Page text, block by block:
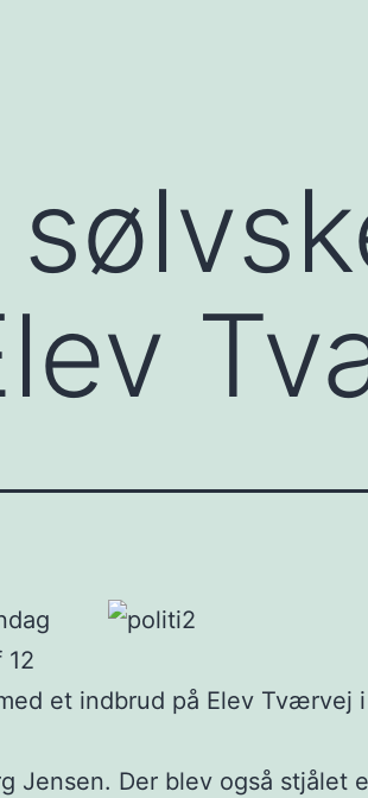
12
et indbrud på Elev Tværvej
Jensen. Der blev også stjålet